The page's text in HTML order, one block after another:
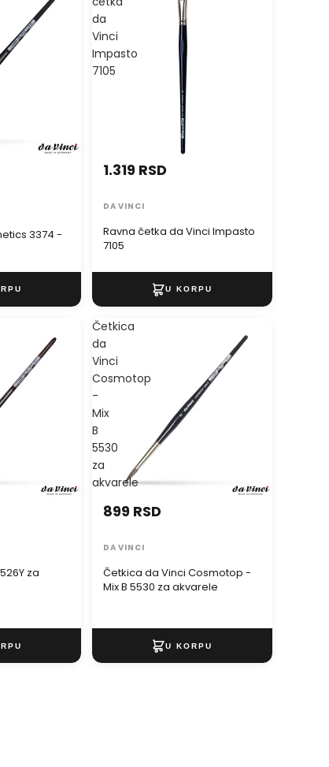
3374 -
da
Vinci
Impasto
7105
Ravna četka da Vinci Impasto
7105
1.319 RSD
DA VINCI
za
Četkica
da
Vinci
Cosmotop
-
Mix
B
5530
za
akvarele
Četkica da Vinci Cosmotop -
Mix B 5530 za akvarele
899 RSD
DA VINCI